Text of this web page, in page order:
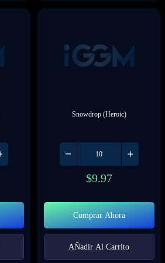
Snowdrop (Heroic)
$9.97
Comprar Ahora
AÑadir Al Carrito